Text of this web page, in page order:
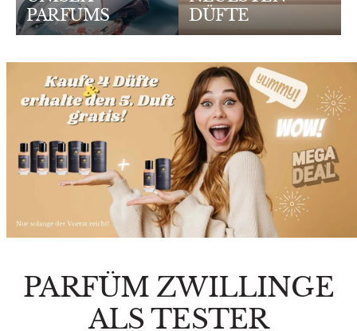
PARFUMS
DÜFTE
PARFÜM ZWILLINGE
ALS TESTER